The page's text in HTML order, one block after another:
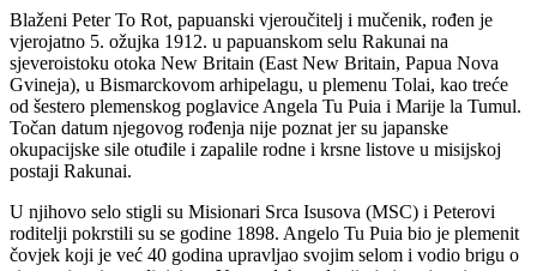
Blaženi Peter To Rot, papuanski vjeroučitelj i mučenik, rođen je
vjerojatno 5. ožujka 1912. u papuanskom selu Rakunai na
sjeveroistoku otoka New Britain (East New Britain, Papua Nova
Gvineja), u Bismarckovom arhipelagu, u plemenu Tolai, kao treće
od šestero plemenskog poglavice Angela Tu Puia i Marije la Tumul.
Točan datum njegovog rođenja nije poznat jer su japanske
okupacijske sile otuđile i zapalile rodne i krsne listove u misijskoj
postaji Rakunai.
U njihovo selo stigli su Misionari Srca Isusova (MSC) i Peterovi
roditelji pokrstili su se godine 1898. Angelo Tu Puia bio je plemenit
čovjek koji je već 40 godina upravljao svojim selom i vodio brigu o